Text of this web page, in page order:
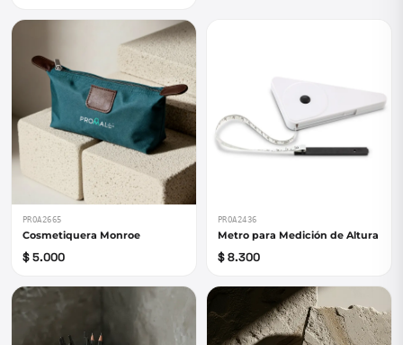
PROA2665
Cosmetiquera Monroe
$ 5.000
PROA2436
Metro para Medición de Altura
$ 8.300